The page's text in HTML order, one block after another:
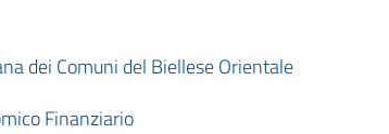
dei Comuni del Biellese Orientale
Finanziario